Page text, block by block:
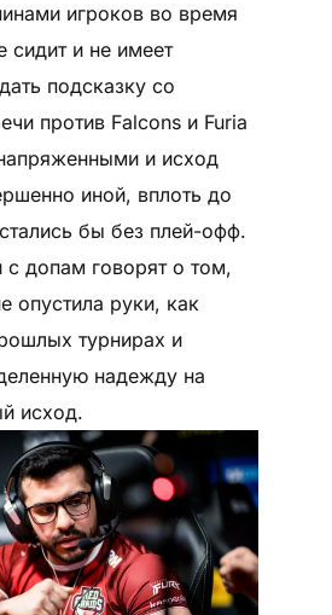
игроков во время
сидит и не имеет
подсказку со
против Falcons и Furia
и исход
иной, вплоть до
бы без плей-офф.
с допам говорят о том,
опустила руки, как
турнирах и
надежду на
исход.